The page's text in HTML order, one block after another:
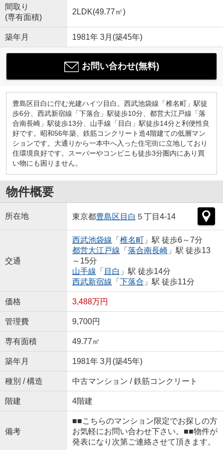
間取り
(専有面積)
2LDK(49.77㎡)
築年月 1981年 3月(築45年)
お問い合わせ(無料)
豊島区目白に佇む光建ハイツ目白。西武池袋線「椎名町」駅徒
歩6分、西武新宿線「下落合」駅徒歩10分、都営大江戸線「落
合南長崎」駅徒歩13分、山手線「目白」駅徒歩14分と利便性良
好です。昭和56年築、鉄筋コンクリート造4階建ての低層マン
ションです。大通りから一本中へ入った住宅街に立地しており
住環境良好です。スーパーやコンビニも徒歩3分圏内にあり買
い物にも困りません。
物件概要
所在地 東京都豊島区 目白 ５丁目4-14
交通
西武池袋線 「 椎名町」駅 徒歩6～7分
都営大江戸線 「 落合南長崎」駅 徒歩13
～15分
山手線 「 目白 」駅 徒歩14分
西武新宿線 「 下落合 」駅 徒歩11分
価格 3,488万円
管理費 9,700円
専有面積 49.77㎡
築年月 1981年 3月(築45年)
種別 / 構造 中古マンション / 鉄筋コンクリート
階建 4階建
備考
■■こちらのマンション限定でお探しの方
お気軽にお問い合わせ下さい。■■物件が
発表になり次第ご連絡させて頂きます。